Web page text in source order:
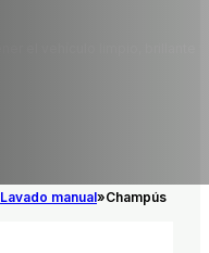
Lavado manual Champús